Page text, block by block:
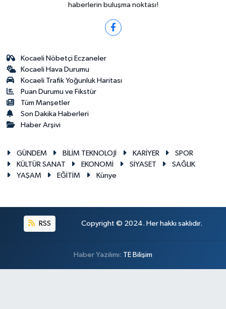
haberlerin buluşma noktası!
Kocaeli Nöbetçi Eczaneler
Kocaeli Hava Durumu
Kocaeli Trafik Yoğunluk Haritası
Puan Durumu ve Fikstür
Tüm Manşetler
Son Dakika Haberleri
Haber Arşivi
GÜNDEM BİLİM TEKNOLOJİ KARİYER
SPOR
KÜLTÜR SANAT
EKONOMİ SİYASET
SAĞLIK
YAŞAM
EĞİTİM Künye
RSS Copyright © 2024. Her hakkı saklıdır.
Haber Yazılımı: TE Bilişim